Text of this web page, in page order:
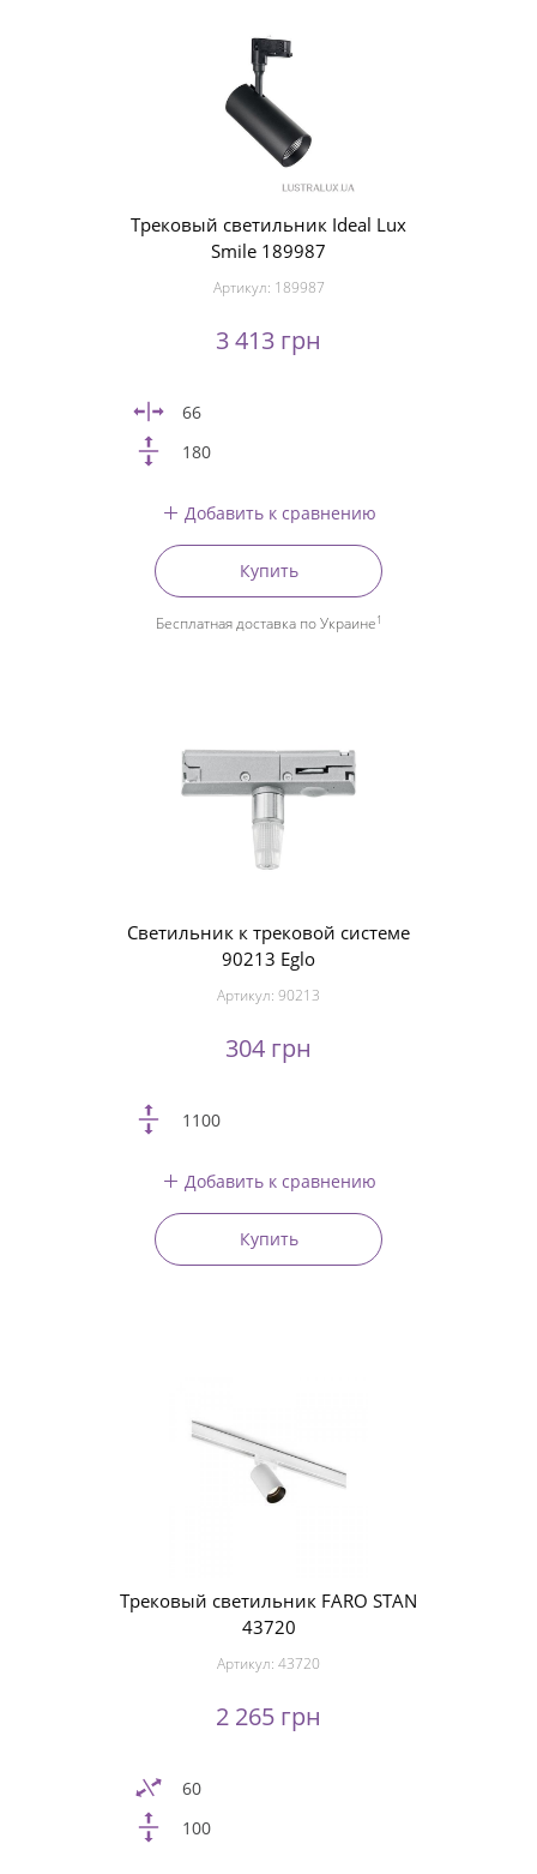
Трековый светильник Ideal Lux
Smile 189987
Артикул: 189987
3 413 грн
66
180
Добавить к сравнению
Купить
Бесплатная доставка по Украине1
Светильник к трековой системе
90213 Eglo
Артикул: 90213
304 грн
1100
Добавить к сравнению
Купить
Трековый светильник FARO STAN
43720
Артикул: 43720
2 265 грн
60
100